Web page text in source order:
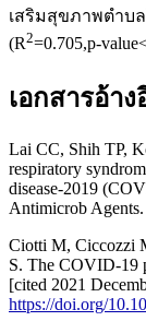
เสริมสุขภาพตำบ
(R2=0.705,p-
เอกสารอ้าง
Lai CC, Shih TP,
respiratory
disease-2019
Antimicrob
Ciotti M, Ciccozzi
S. The COVID-19
[cited 2021
https://doi.org/